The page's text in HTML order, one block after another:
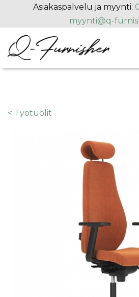
Hyppää pääsisältöön
Asiakaspalvelu ja myynti:
myynti@q-
< Työtuolit